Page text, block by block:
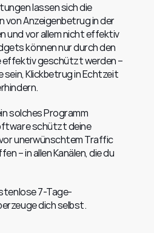
lassen sich die
von Anzeigenbetrug in der
und vor allem nicht effektiv
können nur durch den
geschützt werden –
sein, Klickbetrug in Echtzeit
solches Programm
schützt deine
unerwünschtem Traffic
– in allen Kanälen, die du
7-Tage-
dich selbst.